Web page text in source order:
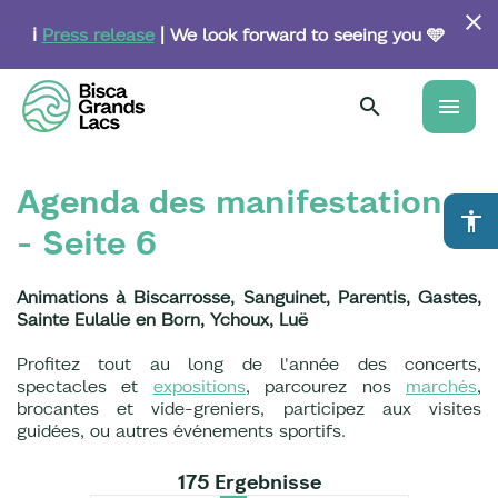
content
ℹ️ Press release| We look forward to seeing you 🩵
menu
accessibility
Agenda des manifestations
- Seite 6
Animations à Biscarrosse, Sanguinet, Parentis, Gastes,
Sainte Eulalie en Born, Ychoux, Luë
Profitez tout au long de l'année des concerts,
spectacles et expositions, parcourez nos marchés,
brocantes et vide-greniers, participez aux visites
guidées, ou autres événements sportifs.
175 Ergebnisse